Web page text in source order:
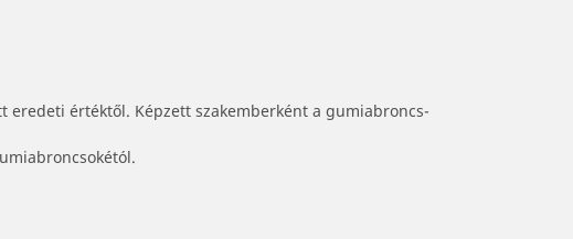
értéktől. Képzett szakemberként a gumiabroncs-